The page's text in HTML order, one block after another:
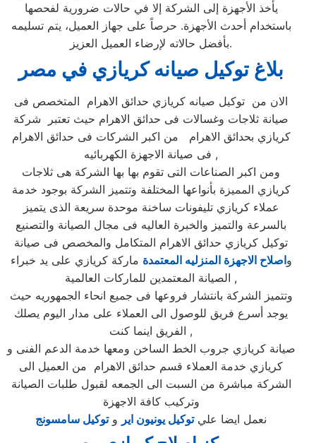
يأخذ الأجهزة إلى الشركة إلا في حالات ضرورية لفحصها
باستخدام أحدث الأجهزة. حرصاً على جهاز العميل، يتم تسليمه
بأفضل حالاته لإرضاء العميل العزيز.
بلاغ توكيل صيانه كريازي في مصر
الان من توكيل صيانه كريازي حدائق الاهرام المتخصص فى
صيانة ثلاجات وغسالات فى حدائق الاهرام حيث تعتبر شركة
كريازي بحدائق الاهرام من اكبر الشركات فى حدائق الاهرام
فى صيانة الاجهزة الكهربائيه ,
ومن اكبر الصناعات التى تقوم بها بها الشركة هى ثلاجات
كريازي المميزة بأنواعها المختلفة وتتميز الشركة بوجود خدمة
عملاء كريازي تليفونات ساخنة موحدة سريعة الذى يتميز
بالسرعة والتميز والخبرة العاليه فى مجال الصيانة والتصنيع
توكيل كريازي حدائق الاهرام المتكامل والمخصص فى صيانة
واصلاح الاجهزة المنزليه المعتمدة ماركة كريازي على يد خبراء
الصيانة المعتمدين للماركات العالمية ,
وتتميز الشركة بانتشار فروعها فى جميع انحاء الجمهوريه حيث
يوجد أسرع فريق للوصول الى العملاء على مدار اليوم يصلك
الفريق اينما كنت ,
صيانة كريازي جروب الخط الساخن ومعها خدمة الدعم الفنى و
كريازي خدمة العملاء قسم حدائق الاهرام من العميل الى
الشركة مباشرة من السبت الى الجمعه لقبول طلبات الصيانة
وتركيب كافة الاجهزة
نعمل ايضا عليتوكيل يونيون اير وتوكيل سامسونج